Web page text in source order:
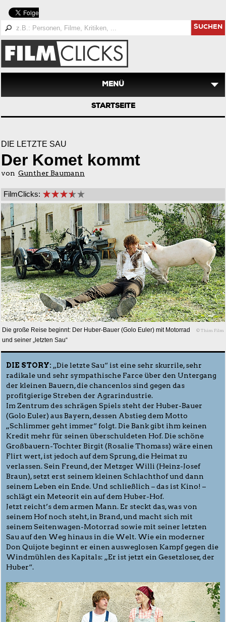
SUCHEN
MENÜ
STARTSEITE
DIE LETZTE SAU
Der Komet kommt
von Gunther Baumann
FilmClicks:
Die große Reise beginnt: Der Huber-Bauer (Golo Euler) mit Motorrad
und seiner „letzten Sau“
© Thim Film
DIE STORY: „Die letzte Sau“ ist eine sehr skurrile, sehr
radikale und sehr sympathische Farce über den Untergang
der kleinen Bauern, die chancenlos sind gegen das
profitgierige Streben der Agrarindustrie.
Im Zentrum des schrägen Spiels steht der Huber-Bauer
(Golo Euler) aus Bayern, dessen Abstieg dem Motto
„Schlimmer geht immer“ folgt. Die Bank gibt ihm keinen
Kredit mehr für seinen überschuldeten Hof. Die schöne
Großbauern-Tochter Birgit (Rosalie Thomass) wäre einen
Flirt wert, ist jedoch auf dem Sprung, die Heimat zu
verlassen. Sein Freund, der Metzger Willi (Heinz-Josef
Braun), setzt erst seinem kleinen Schlachthof und dann
seinem Leben ein Ende. Und schließlich – das ist Kino! –
schlägt ein Meteorit ein auf dem Huber-Hof.
Jetzt reicht’s dem armen Mann. Er steckt das, was von
seinem Hof noch steht, in Brand, und macht sich mit
seinem Seitenwagen-Motorrad sowie mit seiner letzten
Sau auf den Weg hinaus in die Welt. Wie ein moderner
Don Quijote beginnt er einen ausweglosen Kampf gegen die
Windmühlen des Kapitals: „Er ist jetzt ein Gesetzloser, der
Huber“.